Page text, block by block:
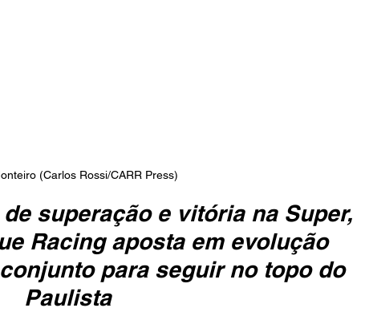
(Carlos Rossi/CARR Press)
superação e vitória na Super,
Racing aposta em evolução
para seguir no topo do
Paulista